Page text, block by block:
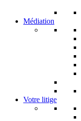
Médiation
Votre litige